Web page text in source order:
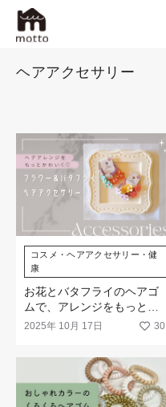
ヘアアクセサリー
コスメ・ヘアアクセサリー・健
康
お花とバタフライのヘアゴ
ムで、アレンジをもっとか
わいく♡
2025年 10月 17日 30